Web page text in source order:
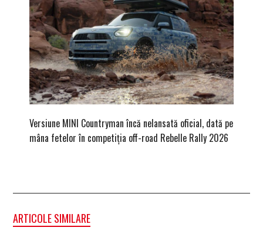
Versiune MINI Countryman încă nelansată oficial, dată pe
mâna fetelor în competiția off-road Rebelle Rally 2026
ARTICOLE SIMILARE